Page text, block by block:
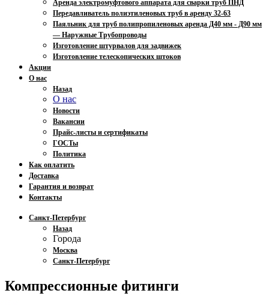
Аренда электромуфтового аппарата для сварки труб ПНД
Передавливатель полиэтиленовых труб в аренду 32-63
Паяльник для труб полипропиленовых аренда Д40 мм - Д90 мм
— Наружные Трубопроводы
Изготовление штурвалов для задвижек
Изготовление телескопических штоков
Акции
О нас
Назад
О нас
Новости
Вакансии
Прайс-листы и сертификаты
ГОСТы
Политика
Как оплатить
Доставка
Гарантия и возврат
Контакты
Санкт-Петербург
Назад
Города
Москва
Санкт-Петербург
Компрессионные фитинги